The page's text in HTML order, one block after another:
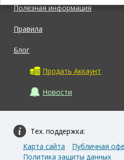
Полезная информация
Правила
Блог
Продать Аккаунт
Новости
Тех. поддержка:
Карта сайта
Публичная
Политика защиты данных